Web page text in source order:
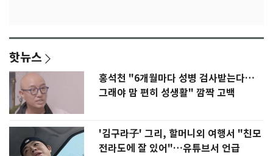
핫뉴스
홍석천 "6개월마다 성병 검사받는다…
그래야 맘 편히 성생활" 깜짝 고백
'김구라子' 그리, 할머니외 여행서 "친모
전라도에 잘 있어"…유튜브서 언급